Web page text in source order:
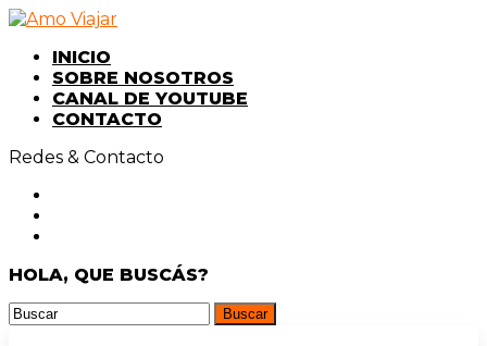
INICIO
SOBRE NOSOTROS
CANAL DE YOUTUBE
CONTACTO
Redes & Contacto
HOLA, QUE BUSCÁS?